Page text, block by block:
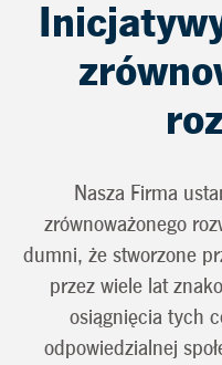
Nasza Firma
zrównoważonego
dumni, że stworzone
przez wiele lat
osiągnięcia tych
odpowiedzialnej